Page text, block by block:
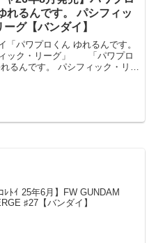
れるんです。 パシフィッ
ーグ【バンダイ】
「パワプロくん ゆれるんです。
ック・リーグ」 「パワプロ
るんです。 パシフィック・リー
ｺﾚﾄｲ 25年6月】FW GUNDAM
♯27【バンダイ】